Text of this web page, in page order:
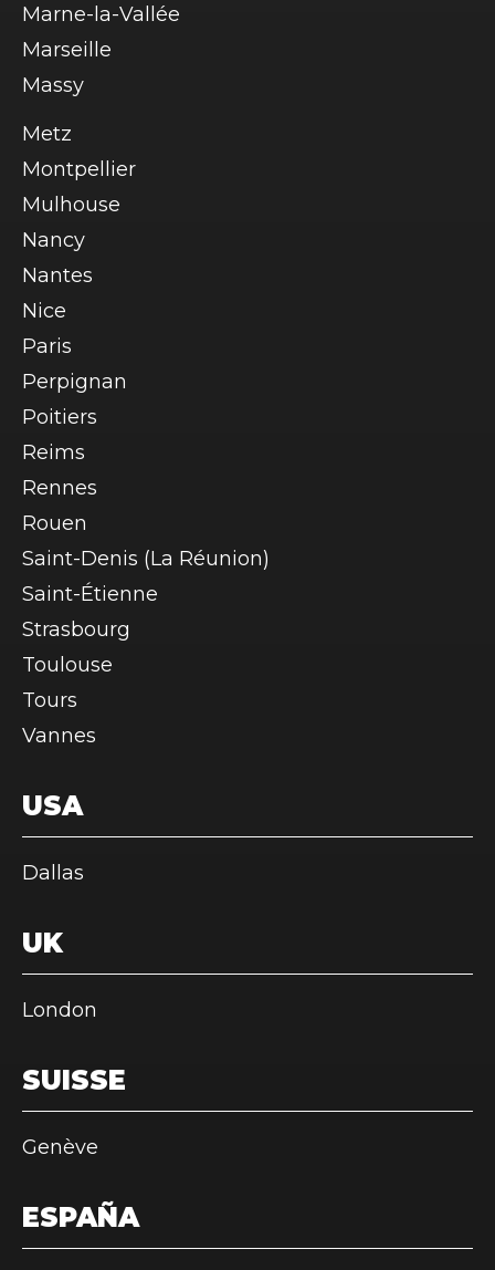
Marne-la-Vallée
Marseille
Massy
Metz
Montpellier
Mulhouse
Nancy
Nantes
Nice
Paris
Perpignan
Poitiers
Reims
Rennes
Rouen
Saint-Denis (La Réunion)
Saint-Étienne
Strasbourg
Toulouse
Tours
Vannes
USA
Dallas
UK
London
SUISSE
Genève
ESPAÑA